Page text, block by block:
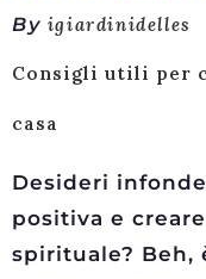
By igiardinidelles
Consigli utili per
casa
Desideri
positiva e
spirituale? Beh,